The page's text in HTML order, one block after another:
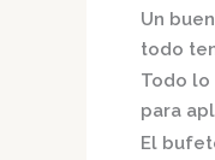
Un
todo
Todo
para
El